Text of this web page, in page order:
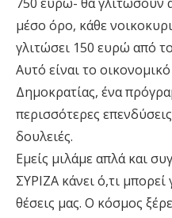
μέσο όρο, κάθε
γλιτώσει 150 ευρώ από
Αυτό είναι το
Δημοκρατίας, ένα
περισσότερες
δουλειές.
Εμείς μιλάμε απλά και
ΣΥΡΙΖΑ κάνει ό,τι μπορεί
θέσεις μας. Ο κόσμος